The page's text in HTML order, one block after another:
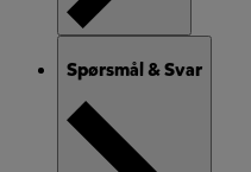
Spørsmål & Svar